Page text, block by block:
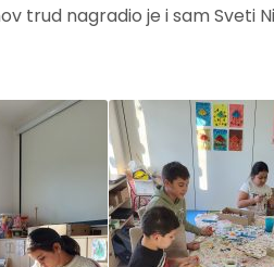
trud nagradio je i sam Sveti